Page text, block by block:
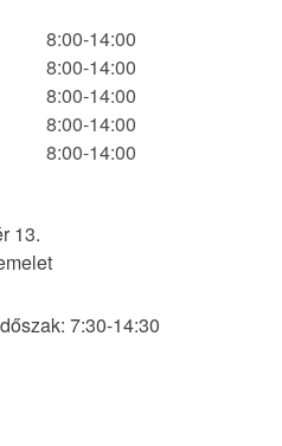
8:00-14:00
8:00-14:00
8:00-14:00
8:00-14:00
8:00-14:00
13.
7:30-14:30